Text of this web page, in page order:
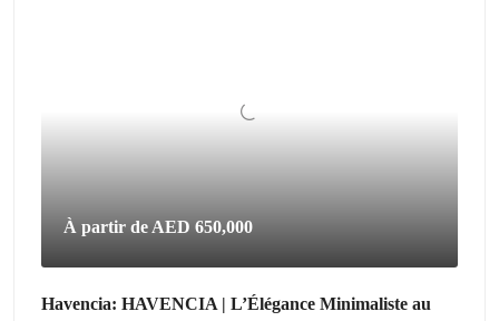
À partir de AED 650,000
Havencia: HAVENCIA | L’Élégance Minimaliste au